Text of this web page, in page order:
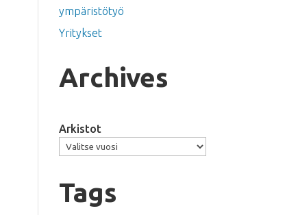
ympäristötyö
Yritykset
Archives
Arkistot
Tags